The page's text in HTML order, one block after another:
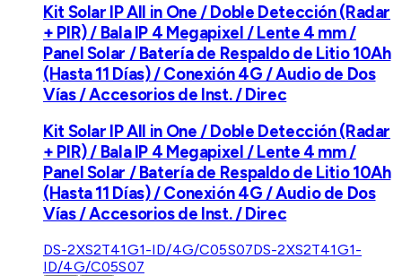
Kit Solar IP All in One / Doble Detección (Radar
+ PIR) / Bala IP 4 Megapixel / Lente 4 mm /
Panel Solar / Batería de Respaldo de Litio 10Ah
(Hasta 11 Días) / Conexión 4G / Audio de Dos
Vías / Accesorios de Inst. / Direc
Kit Solar IP All in One / Doble Detección (Radar
+ PIR) / Bala IP 4 Megapixel / Lente 4 mm /
Panel Solar / Batería de Respaldo de Litio 10Ah
(Hasta 11 Días) / Conexión 4G / Audio de Dos
Vías / Accesorios de Inst. / Direc
DS-2XS2T41G1-ID/4G/C05S07DS-2XS2T41G1-
ID/4G/C05S07